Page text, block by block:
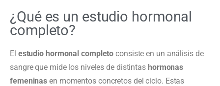
¿Qué es un estudio hormonal
completo?
El estudio hormonal completo consiste en un análisis de
sangre que mide los niveles de distintas hormonas
femeninas en momentos concretos del ciclo. Estas